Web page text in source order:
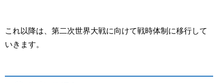
これ以降は、第二次世界大戦に向けて戦時体制に移行して
いきます。